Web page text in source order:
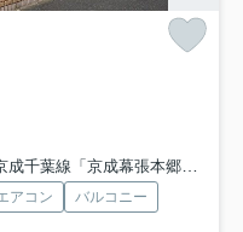
成千葉線「京成幕張本郷」駅 徒歩12分
アコン
バルコニー